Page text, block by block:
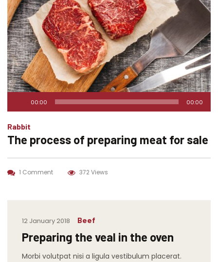
Player
00:00 00:00
Rabbit
The process of preparing meat for sale
1 Comment 372 Views
12 January 2018 Beef
Preparing the veal in the oven
Morbi volutpat nisi a ligula vestibulum placerat.